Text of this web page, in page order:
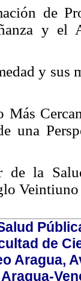
de
y el
y sus
Más
una
de la
de
Aragua,